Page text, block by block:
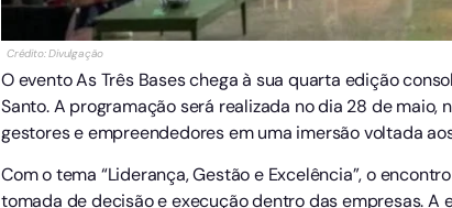
Crédito: Divulgação
O evento As Três Bases chega à sua quarta edição
Santo. A programação será realizada no dia 28 de
gestores e empreendedores em uma imersão voltada
Com o tema “Liderança, Gestão e Excelência”, o
tomada de decisão e execução dentro das empresas.